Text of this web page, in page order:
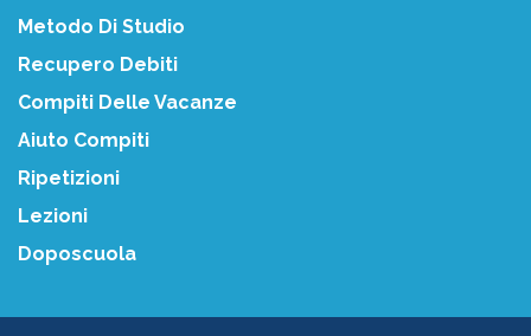
Metodo Di Studio
Recupero Debiti
Compiti Delle Vacanze
Aiuto Compiti
Ripetizioni
Lezioni
Doposcuola